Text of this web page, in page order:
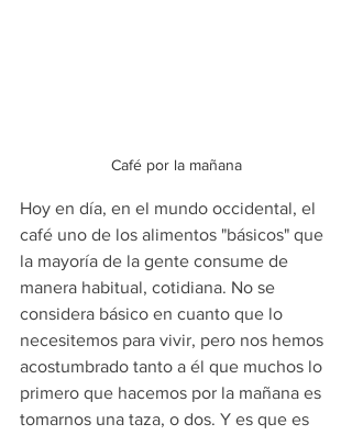
Café por la mañana
Hoy en día, en el mundo occidental, el
café uno de los alimentos "básicos" que
la mayoría de la gente consume de
manera habitual, cotidiana. No se
considera básico en cuanto que lo
necesitemos para vivir, pero nos hemos
acostumbrado tanto a él que muchos lo
primero que hacemos por la mañana es
tomarnos una taza, o dos. Y es que es